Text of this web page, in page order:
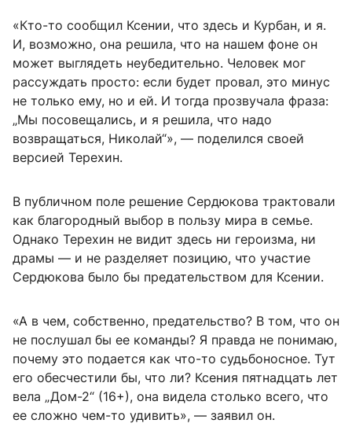
«Кто-то сообщил Ксении, что здесь и Курбан, и я.
И, возможно, она решила, что на нашем фоне он
может выглядеть неубедительно. Человек мог
рассуждать просто: если будет провал, это минус
не только ему, но и ей. И тогда прозвучала фраза:
„Мы посовещались, и я решила, что надо
возвращаться, Николай“», — поделился своей
версией Терехин.
В публичном поле решение Сердюкова трактовали
как благородный выбор в пользу мира в семье.
Однако Терехин не видит здесь ни героизма, ни
драмы — и не разделяет позицию, что участие
Сердюкова было бы предательством для Ксении.
«А в чем, собственно, предательство? В том, что он
не послушал бы ее команды? Я правда не понимаю,
почему это подается как что-то судьбоносное. Тут
его обесчестили бы, что ли? Ксения пятнадцать лет
вела „Дом-2“ (16+), она видела столько всего, что
ее сложно чем-то удивить», — заявил он.